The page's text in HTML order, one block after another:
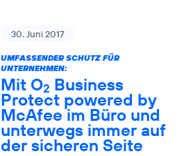
30. Juni 2017
UMFASSENDER SCHUTZ FÜR
UNTERNEHMEN:
Mit O2 Business
Protect powered by
McAfee im Büro und
unterwegs immer auf
der sicheren Seite